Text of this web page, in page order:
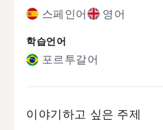
스페인어 영어
학습언어
포르투갈어
이야기하고 싶은 주제